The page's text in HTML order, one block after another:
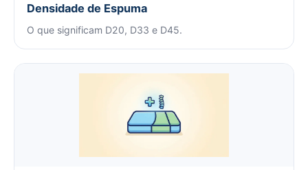
Densidade de Espuma
O que significam D20, D33 e D45.